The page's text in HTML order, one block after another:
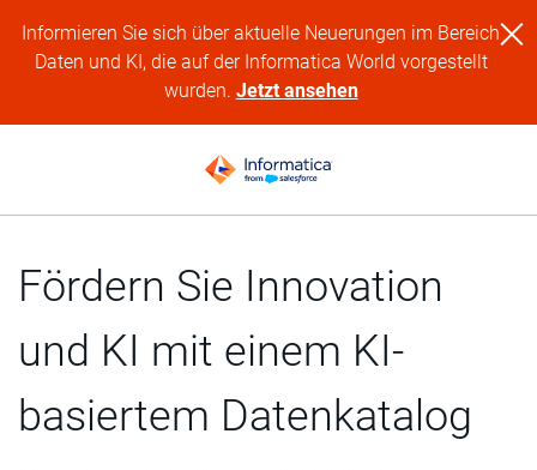
Informieren Sie sich über aktuelle Neuerungen im Bereich
Daten und KI, die auf der Informatica World vorgestellt
wurden. Jetzt ansehen
Fördern Sie Innovation
und KI mit einem KI-
basiertem Datenkatalog